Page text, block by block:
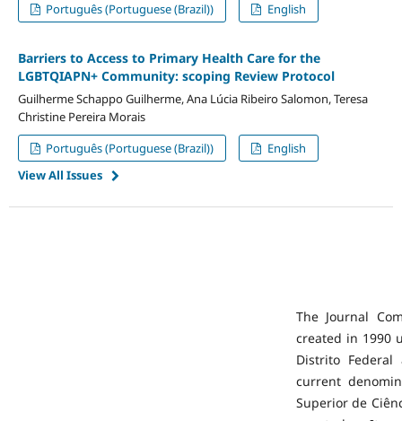
Português (Portuguese (Brazil))
English
Barriers to Access to Primary Health Care for the
LGBTQIAPN+ Community: scoping Review Protocol
Guilherme Schappo Guilherme, Ana Lúcia Ribeiro Salomon, Teresa
Christine Pereira Morais
Português (Portuguese (Brazil))
English
View All Issues
The Journal
created in 1990
Distrito
current
Superior de